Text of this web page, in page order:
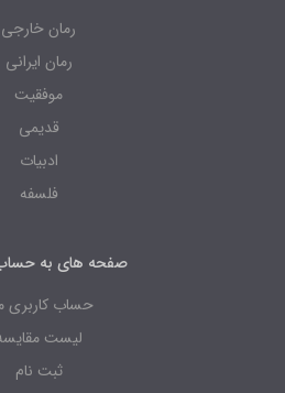
رمان خارجی
رمان ایرانی
صفحه های به حساب کاربری
حساب کاربری من
لیست مقایسه